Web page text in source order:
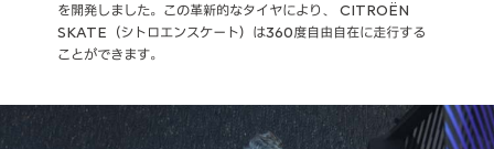
を開発しました。この革新的なタイヤにより、 CITROËN
SKATE（シトロエンスケート）は360度自由自在に走行する
ことができます。